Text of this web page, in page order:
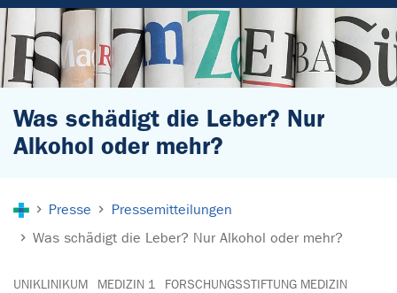
Was schädigt die Leber? Nur
Alkohol oder mehr?
Presse
Pressemitteilungen
Was schädigt die Leber? Nur Alkohol oder mehr?
UNIKLINIKUM MEDIZIN 1 FORSCHUNGSSTIFTUNG MEDIZIN